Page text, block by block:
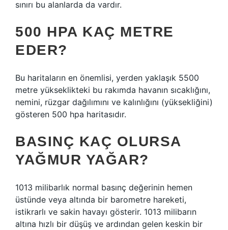
sınırı bu alanlarda da vardır.
500 HPA KAÇ METRE
EDER?
Bu haritaların en önemlisi, yerden yaklaşık 5500
metre yükseklikteki bu rakımda havanın sıcaklığını,
nemini, rüzgar dağılımını ve kalınlığını (yüksekliğini)
gösteren 500 hpa haritasıdır.
BASINÇ KAÇ OLURSA
YAĞMUR YAĞAR?
1013 milibarlık normal basınç değerinin hemen
üstünde veya altında bir barometre hareketi,
istikrarlı ve sakin havayı gösterir. 1013 milibarın
altına hızlı bir düşüş ve ardından gelen keskin bir